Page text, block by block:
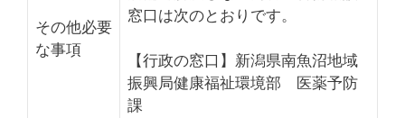
その他必要
な事項
窓口は次のとおりです。
【行政の窓口】新潟県南魚沼地域
振興局健康福祉環境部 医薬予防
課